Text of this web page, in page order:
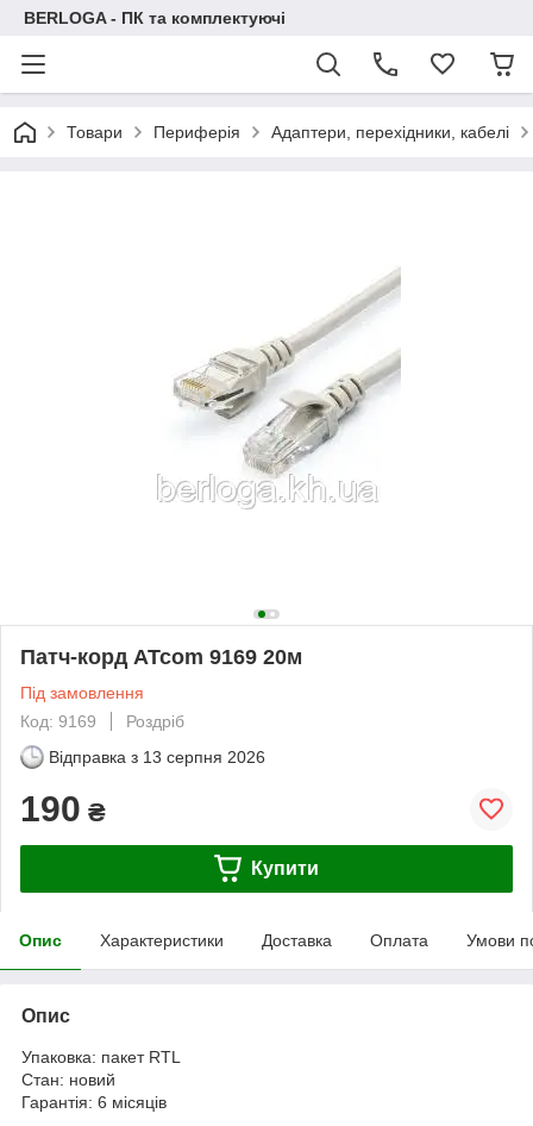
BERLOGA - ПК та комплектуючі
Товари Периферія Адаптери, перехідники, кабелі
Патч-корд ATcom 9169 20м
Під замовлення
Код: 9169
Роздріб
Відправка з 13 серпня 2026
190 ₴
Купити
Опис Характеристики Доставка Оплата Умови
Опис
Упаковка: пакет RTL
Стан: новий
Гарантія: 6 місяців